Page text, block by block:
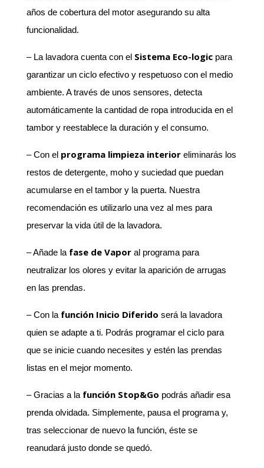
años de cobertura del motor asegurando su alta
funcionalidad.
– La lavadora cuenta con el Sistema Eco-logicpara
garantizar un ciclo efectivo y respetuoso con el medio
ambiente. A través de unos sensores, detecta
automáticamente la cantidad de ropa introducida en el
tambor y reestablece la duración y el consumo.
– Con el programa limpieza interioreliminarás los
restos de detergente, moho y suciedad que puedan
acumularse en el tambor y la puerta. Nuestra
recomendación es utilizarlo una vez al mes para
preservar la vida útil de la lavadora.
– Añade la fase de Vaporal programa para
neutralizar los olores y evitar la aparición de arrugas
en las prendas.
– Con la función Inicio Diferido será la lavadora
quien se adapte a ti. Podrás programar el ciclo para
que se inicie cuando necesites y estén las prendas
listas en el mejor momento.
– Gracias a la función Stop&Go podrás añadir esa
prenda olvidada. Simplemente, pausa el programa y,
tras seleccionar de nuevo la función, éste se
reanudará justo donde se quedó.